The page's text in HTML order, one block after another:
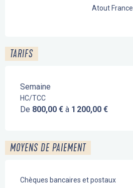
Atout France
TARIFS
Semaine
HC/TCC
De 800,00 € à 1 200,00 €
MOYENS DE PAIEMENT
Chèques bancaires et postaux